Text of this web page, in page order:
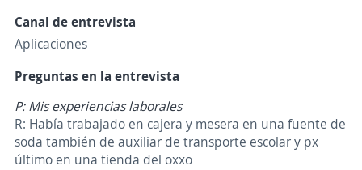
Canal de entrevista
Aplicaciones
Preguntas en la entrevista
P: Mis experiencias laborales
R: Había trabajado en cajera y mesera en una fuente de
soda también de auxiliar de transporte escolar y px
último en una tienda del oxxo